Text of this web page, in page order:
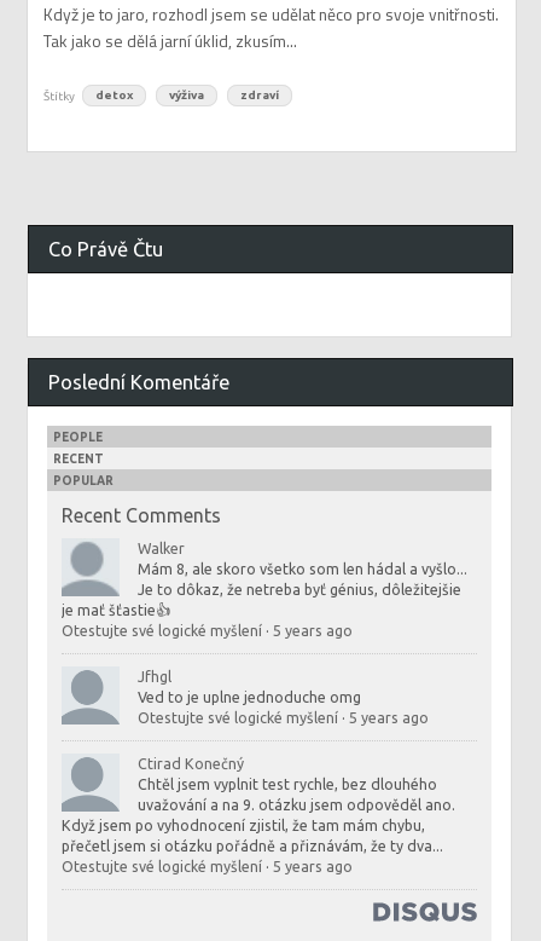
Když je to jaro, rozhodl jsem se udělat něco pro svoje vnitřnosti.
Tak jako se dělá jarní úklid, zkusím...
Štítky detox výživa zdraví
Co Právě Čtu
Poslední Komentáře
PEOPLE
RECENT
POPULAR
Recent Comments
Walker
Mám 8, ale skoro všetko som len hádal a vyšlo...
Je to dôkaz, že netreba byť génius, dôležitejšie
je mať šťastie👍
Otestujte své logické myšlení · 5 years ago
Jfhgl
Ved to je uplne jednoduche omg
Otestujte své logické myšlení · 5 years ago
Ctirad Konečný
Chtěl jsem vyplnit test rychle, bez dlouhého
uvažování a na 9. otázku jsem odpověděl ano.
Když jsem po vyhodnocení zjistil, že tam mám chybu,
přečetl jsem si otázku pořádně a přiznávám, že ty dva...
Otestujte své logické myšlení · 5 years ago